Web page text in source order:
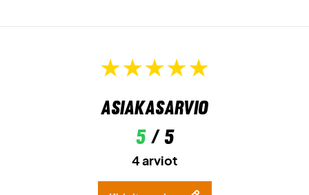
Asiakasarvio
5/ 5
4 arviot